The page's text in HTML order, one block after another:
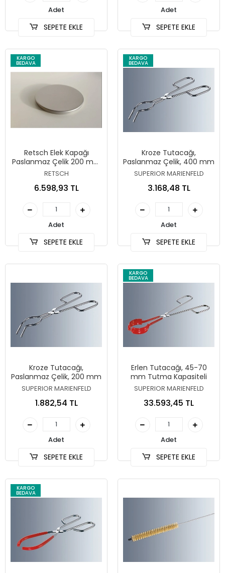
Adet
SEPETE EKLE
Adet
SEPETE EKLE
KARGO
BEDAVA
Retsch Elek Kapağı
Paslanmaz Çelik 200 mm
Çap – 69.520.0051
RETSCH
6.598,93 TL
Adet
SEPETE EKLE
KARGO
BEDAVA
Kroze Tutacağı,
Paslanmaz Çelik, 400 mm
SUPERIOR MARIENFELD
3.168,48 TL
Adet
SEPETE EKLE
Kroze Tutacağı,
Paslanmaz Çelik, 200 mm
SUPERIOR MARIENFELD
1.882,54 TL
Adet
SEPETE EKLE
KARGO
BEDAVA
Erlen Tutacağı, 45-70
mm Tutma Kapasiteli
SUPERIOR MARIENFELD
33.593,45 TL
Adet
SEPETE EKLE
KARGO
BEDAVA